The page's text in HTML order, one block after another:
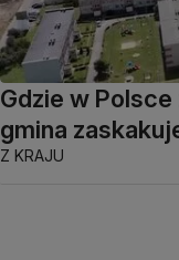
Gdzie w Polsce
gmina
Z KRAJU